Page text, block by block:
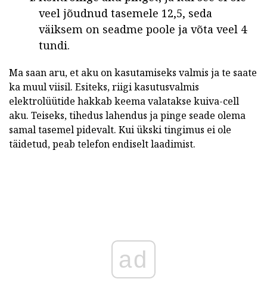
veel jõudnud tasemele 12,5, seda
väiksem on seadme poole ja võta veel 4
tundi.
Ma saan aru, et aku on kasutamiseks valmis ja te saate
ka muul viisil. Esiteks, riigi kasutusvalmis
elektrolüütide hakkab keema valatakse kuiva-cell
aku. Teiseks, tihedus lahendus ja pinge seade olema
samal tasemel pidevalt. Kui ükski tingimus ei ole
täidetud, peab telefon endiselt laadimist.
ad